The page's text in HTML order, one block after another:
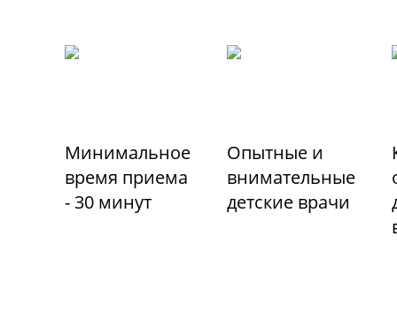
Минимальное
время приема
- 30 минут
Опытные и
внимательные
детские врачи